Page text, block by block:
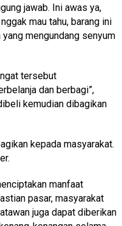
jawab. Ini awas ya,
mau tahu, barang ini
mengundang senyum
tersebut
dan berbagi”,
kemudian dibagikan
kepada masyarakat.
manfaat
pasar, masyarakat
juga dapat diberikan